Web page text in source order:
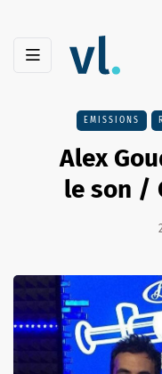
EMISSIONS
Alex
le son /